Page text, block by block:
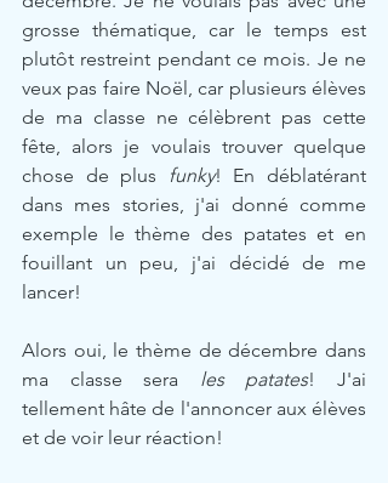
grosse thématique, car le temps est
plutôt restreint pendant ce mois. Je ne
veux pas faire Noël, car plusieurs élèves
de ma classe ne célèbrent pas cette
fête, alors je voulais trouver quelque
chose de plus
funky! En déblatérant
dans mes stories, j'ai donné comme
exemple le thème des patates et en
fouillant un peu, j'ai décidé de me
lancer!
Alors oui, le thème de décembre dans
ma classe sera les patates! J'ai
tellement hâte de l'annoncer aux élèves
et de voir leur réaction!